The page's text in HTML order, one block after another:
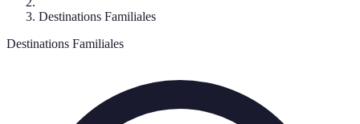
Destinations Familiales
Destinations Familiales